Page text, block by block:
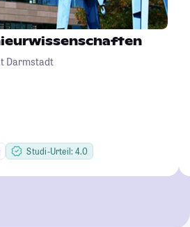
Darmstadt
Studi-Urteil: 4.0